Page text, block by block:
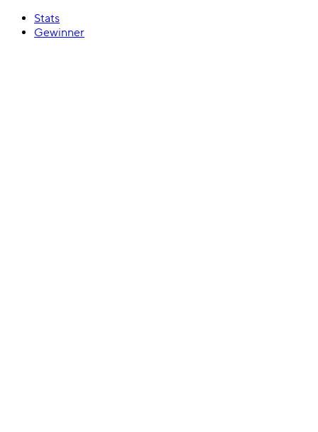
Stats
Gewinner